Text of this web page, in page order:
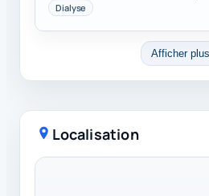
Localisation
Dialyse
Afficher plus